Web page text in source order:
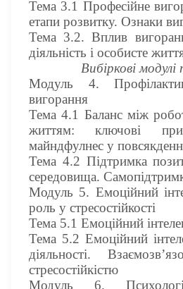
Тема 3.1 Професійне
етапи розвитку. Ознаки
Тема 3.2. Вплив
діяльність і особисте
Вибіркові
Модуль 4.
вигорання
Тема 4.1 Баланс між
життям: ключові
майндфулнес у
Тема 4.2 Підтримка
середовища.
Модуль 5. Емоційний
роль у стресостійкості
Тема 5.1 Емоційний
Тема 5.2 Емоційний
діяльності.
стресостійкістю
Модуль 6.